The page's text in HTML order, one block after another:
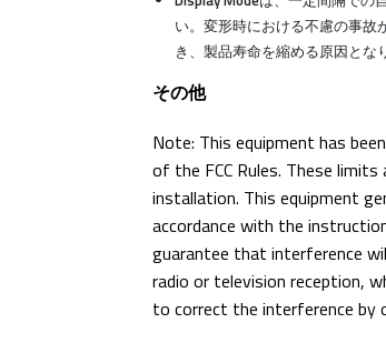
い。変形時における不慮の事故
き、製品寿命を縮める原因とな
その他
Note: This equipment has
of the FCC Rules. These
installation. This equipment
accordance with the
guarantee that interference
radio or television reception,
to correct the interference by